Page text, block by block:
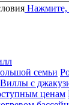
Нажмите,
семьи
Виллы с
ценам